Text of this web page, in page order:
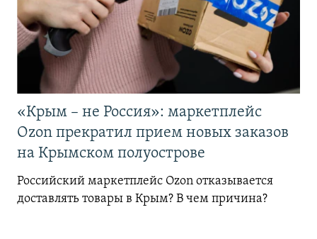
«Крым – не Россия»: маркетплейс
Ozon прекратил прием новых заказов
на Крымском полуострове
Российский маркетплейс Ozon отказывается
доставлять товары в Крым? В чем причина?